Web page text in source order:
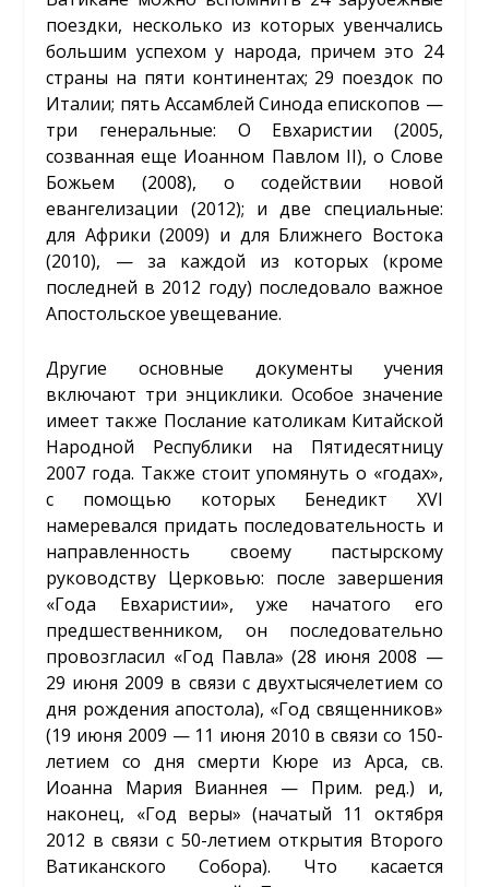
поездки, несколько из которых увенчались
большим успехом у народа, причем это 24
страны на пяти континентах; 29 поездок по
Италии; пять Ассамблей Синода епископов —
три генеральные: О Евхаристии (2005,
созванная еще Иоанном Павлом II), о Слове
Божьем (2008), о содействии новой
евангелизации (2012); и две специальные:
для Африки (2009) и для Ближнего Востока
(2010), — за каждой из которых (кроме
последней в 2012 году) последовало важное
Апостольское увещевание.
Другие основные документы учения
включают три энциклики. Особое значение
имеет также Послание католикам Китайской
Народной Республики на Пятидесятницу
2007 года. Также стоит упомянуть о «годах»,
с помощью которых Бенедикт XVI
намеревался придать последовательность и
направленность своему пастырскому
руководству Церковью: после завершения
«Года Евхаристии», уже начатого его
предшественником, он последовательно
провозгласил «Год Павла» (28 июня 2008 —
29 июня 2009 в связи с двухтысячелетием со
дня рождения апостола), «Год священников»
(19 июня 2009 — 11 июня 2010 в связи со 150-
летием со дня смерти Кюре из Арса, св.
Иоанна Мария Вианнея — Прим. ред.) и,
наконец, «Год веры» (начатый 11 октября
2012 в связи с 50-летием открытия Второго
Ватиканского Собора). Что касается